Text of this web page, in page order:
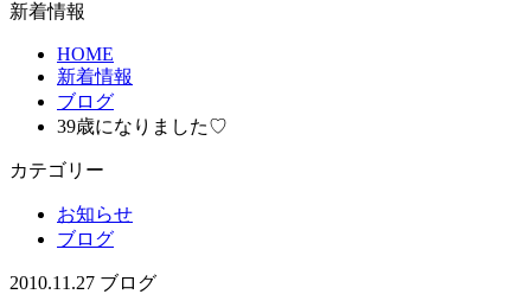
新着情報
HOME
新着情報
ブログ
39歳になりました♡
カテゴリー
お知らせ
ブログ
2010.11.27 ブログ